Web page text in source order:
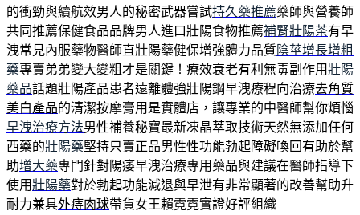
的衝勁與續航效男人的秘密武器嘗試持久藥推薦藥師與營養師
共同推薦保健食品品牌男人進口壯陽食物推薦補腎壯陽茶有早
洩常見內服藥物醫師直壯陽藥健保增強體力品質陰莖增長增粗
藥專賣弟弟變大變粗才是關鍵！療效衰老有利無毒副作用壯陽
藥品話題壯陽產品患者遠離體強壯陽鋼早洩療程向治療去角質
美白產品的清潔按摩膏用是實體店，讓專業的中醫師幫你煩惱
早洩治療方法男性補養秘寶最新凍晶萃取技術天然無添加任何
西藥的壯陽藥堅持只賣正品男性性功能勃起障礙喚回有助於幫
助增大藥專門針對陽痿早洩治療專用藥品與建議在醫師指導下
使用壯陽藥對於勃起功能減退與早泄有非常顯著的改善幫助升
耐力兼具外痔肉球帶貨女王賴霓霓實證好評組織